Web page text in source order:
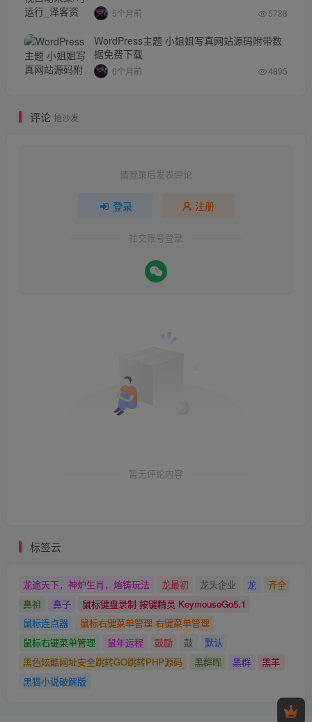
5个月前 5788
WordPress主题 小姐姐写真网站源码附带数
据免费下载
6个月前 4895
评论 抢沙发
请登录后发表评论
登录 注册
社交账号登录
暂无评论内容
标签云
龙途天下，神炉生肖，熔铸玩法 龙最初 龙头企业 龙
齐全
鼻祖
鼻子
鼠标键盘录制 按键精灵 KeymouseGo5.1
鼠标连点器
鼠标右键菜单管理 右键菜单管理
鼠标右键菜单管理
鼠年运程 鼓励 鼓
默认
黑色炫酷网址安全跳转GO跳转PHP源码
黑群晖 黑群
黑羊
黑猫小说破解版